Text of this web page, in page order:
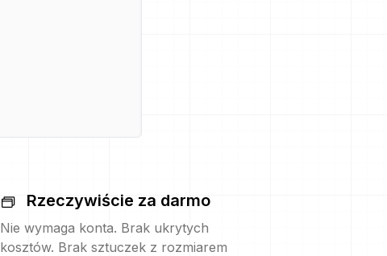
Rzeczywiście za darmo
Nie wymaga konta. Brak ukrytych
kosztów. Brak sztuczek z rozmiarem